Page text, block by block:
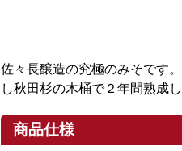
佐々長醸造の究極のみそです
し秋田杉の木桶で２年間熟成
商品仕様